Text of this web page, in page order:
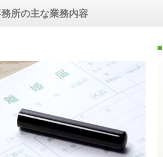
所の主な業務内容